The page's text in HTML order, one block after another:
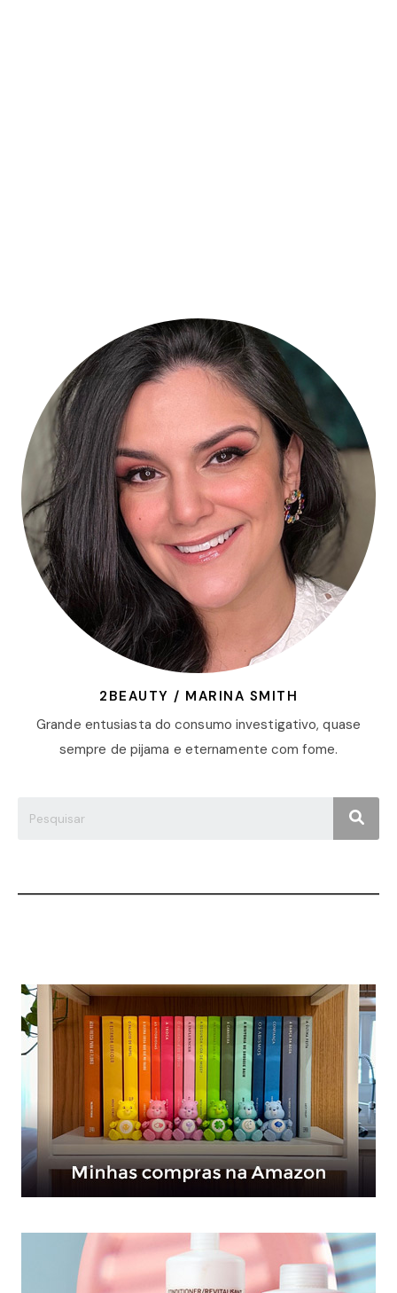
2BEAUTY / MARINA SMITH
Grande entusiasta do consumo investigativo, quase
sempre de pijama e eternamente com fome.